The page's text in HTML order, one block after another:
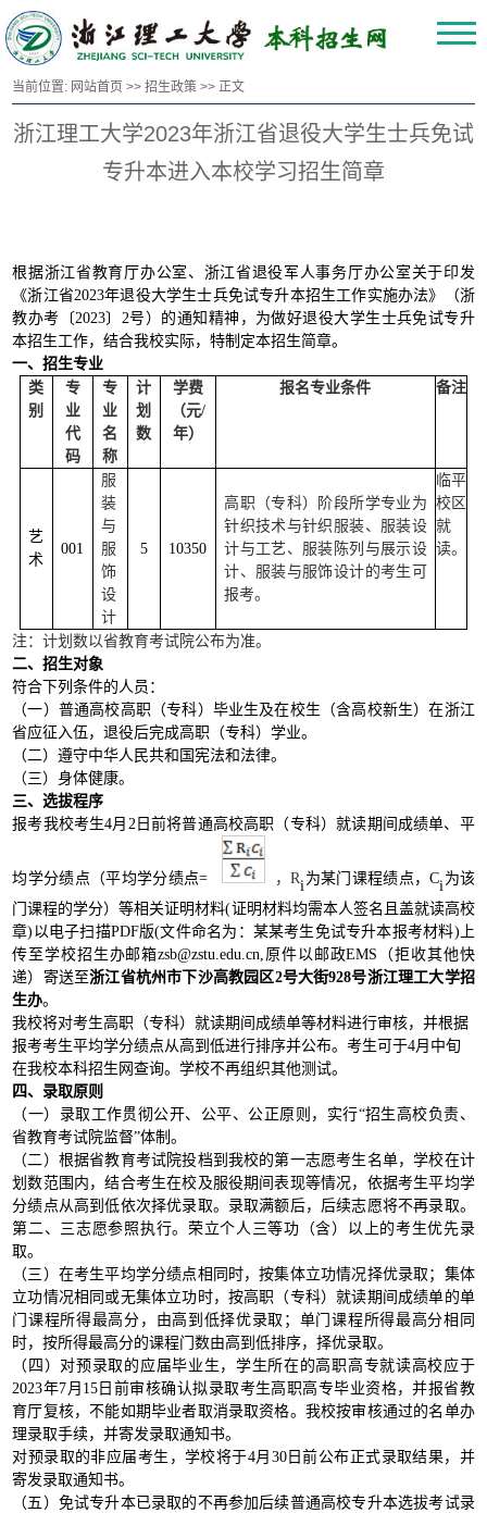
当前位置: 网站首页 >>招生政策 >> 正文
浙江理工大学2023年浙江省退役大学生士兵免试
专升本进入本校学习招生简章
根据浙江省教育厅办公室、浙江省退役军人事务厅办公室关于印发
《浙江省2023年退役大学生士兵免试专升本招生工作实施办法》（浙
教办考〔2023〕2号）的通知精神，为做好退役大学生士兵免试专升
本招生工作，结合我校实际，特制定本招生简章。
一、招生专业
类
别
专
业
代
码
专
业
名
称
计
划
数
学费
（元/
年）
报名专业条件 备注
艺
术
001
服
装
与
服
饰
设
计
5 10350
高职（专科）阶段所学专业为
针织技术与针织服装、服装设
计与工艺、服装陈列与展示设
计、服装与服饰设计的考生可
报考。
临平
校区
就
读。
注：计划数以省教育考试院公布为准。
二、招生对象
符合下列条件的人员：
（一）普通高校高职（专科）毕业生及在校生（含高校新生）在浙江
省应征入伍，退役后完成高职（专科）学业。
（二）遵守中华人民共和国宪法和法律。
（三）身体健康。
三、选拔程序
报考我校考生4月2日前将普通高校高职（专科）就读期间成绩单、平
均学分绩点（平均学分绩点= ，Ri为某门课程绩点，Ci为该
门课程的学分）等相关证明材料(证明材料均需本人签名且盖就读高校
章)以电子扫描PDF版(文件命名为：某某考生免试专升本报考材料)上
传至学校招生办邮箱zsb@zstu.edu.cn,原件以邮政EMS（拒收其他快
递）寄送至浙江省杭州市下沙高教园区2号大街928号浙江理工大学招
生办。
我校将对考生高职（专科）就读期间成绩单等材料进行审核，并根据
报考考生平均学分绩点从高到低进行排序并公布。考生可于4月中旬
在我校本科招生网查询。学校不再组织其他测试。
四、录取原则
（一）录取工作贯彻公开、公平、公正原则，实行“招生高校负责、
省教育考试院监督”体制。
（二）根据省教育考试院投档到我校的第一志愿考生名单，学校在计
划数范围内，结合考生在校及服役期间表现等情况，依据考生平均学
分绩点从高到低依次择优录取。录取满额后，后续志愿将不再录取。
第二、三志愿参照执行。荣立个人三等功（含）以上的考生优先录
取。
（三）在考生平均学分绩点相同时，按集体立功情况择优录取；集体
立功情况相同或无集体立功时，按高职（专科）就读期间成绩单的单
门课程所得最高分，由高到低择优录取；单门课程所得最高分相同
时，按所得最高分的课程门数由高到低排序，择优录取。
（四）对预录取的应届毕业生，学生所在的高职高专就读高校应于
2023年7月15日前审核确认拟录取考生高职高专毕业资格，并报省教
育厅复核，不能如期毕业者取消录取资格。我校按审核通过的名单办
理录取手续，并寄发录取通知书。
对预录取的非应届考生，学校将于4月30日前公布正式录取结果，并
寄发录取通知书。
（五）免试专升本已录取的不再参加后续普通高校专升本选拔考试录